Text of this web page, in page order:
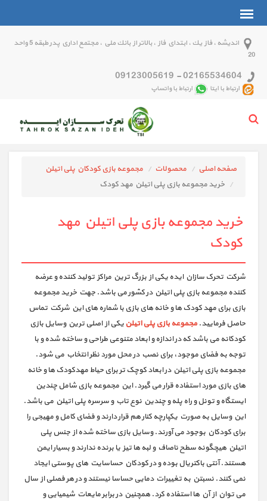
انديشه ، فاز يك ، ابتداي فاز ، بالاتر از بانك ملي ، مجتمع اداري پدر طبقه 5 واحد
20
02165534604
-
09123005619
ارتباط با ایتا ارتباط با واتساپ
صفحه اصلی محصولات
مجموعه بازی کودکان پلی اتیلن
خرید مجموعه بازی پلی اتیلن مهد کودک
خرید مجموعه بازی پلی اتیلن مهد
کودک
شرکت تحرک سازان ایده یکی از بزرگ ترین مراکز تولید کننده و عرضه
کننده مجموعه بازی پلی اتیلن در کشور می باشد. جهت خرید مجموعه
بازی برای مهد کودک ها و خانه های بازی با شماره های این شرکت تماس
حاصل فرمایید. مجموعه بازی پلی اتیلن یکی از اصلی ترین وسایل بازی
کودکانه می باشد که در اندازه و ابعاد متنوعی طراحی و ساخته شده و با
توجه به فضای موجود، برای نصب در محل مورد نظر انتخاب می شود.
مجموعه بازی پلی اتیلن در ابعاد کوچک تر برای حیاط مهدکودک ها و خانه
های بازی مورد استفاده قرار می گیرد. این مجموعه بازی شامل چندین
ایستگاه و تونل و راه پله و چندین نوع تاب و سرسره پلی اتیلن می باشد.
این وسایل به صورت یکپارچه کنار هم قرار دارند و فضای کامل و مهیجی را
برای کودکان بوجود می آورند. وسایل بازی ساخته شده از جنس پلی
اتیلن هیچگونه سطح ناصاف و لبه ها تیز یا برنده ندارند و بسیار ایمن
هستند. آنتی باکتریال بوده و در کودکان حساسایت های پوستی ایجاد
نمی کنند. نسبتن به تغییرات دمایی حساسا نیستند و در هر فصلی از سال
می توان از آن ها استفاده کرد. همچنین در برابر مایعات شیمیایی و